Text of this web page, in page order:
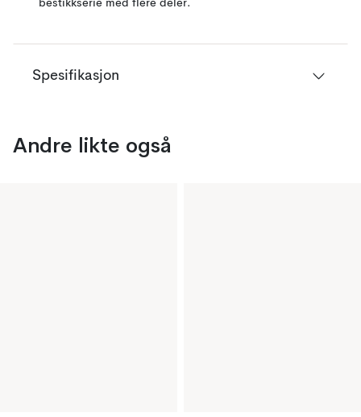
bestikkserie med flere deler.
Spesifikasjon
Andre likte også